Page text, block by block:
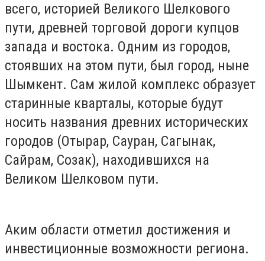
всего, историей Великого Шелкового
пути, древней торговой дороги купцов
запада и востока. Одним из городов,
стоявших на этом пути, был город, ныне
Шымкент. Сам жилой комплекс образует
старинные кварталы, которые будут
носить названия древних исторических
городов (Отырар, Сауран, Сагынак,
Сайрам, Созак), находившихся на
Великом Шелковом пути.
Аким области отметил достижения и
инвестиционные возможности региона.